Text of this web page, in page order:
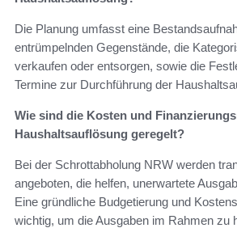
Die Planung umfasst eine
entrümpelnden Gegenstände, die
verkaufen oder entsorgen, sowie die
Termine zur Durchführung der
Wie sind die Kosten und
Haushaltsauflösung geregelt?
Bei der Schrottabholung NRW werden
angeboten, die helfen, unerwartete
Eine gründliche Budgetierung und
wichtig, um die Ausgaben im Rahmen zu